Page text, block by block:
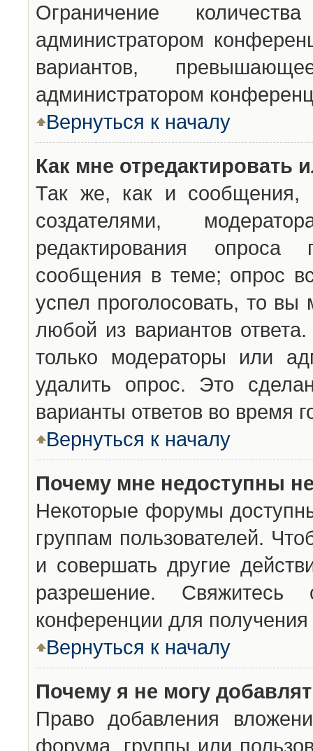
Ограничение
администратором
вариантов,
администратором
Вернуться к началу
Как мне отредактировать
Так же, как и сообщения,
создателями,
редактирования опроса
сообщения в теме; опрос
успел проголосовать, то вы
любой из вариантов
только модераторы или
удалить опрос. Это
варианты ответов во время
Вернуться к началу
Почему мне недоступны
Некоторые форумы
группам пользователей.
и совершать другие
разрешение. Свяжитесь
конференции для получения
Вернуться к началу
Почему я не могу
Право добавления
форума, группы или